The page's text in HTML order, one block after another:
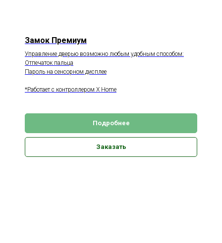
Замок Премиум
Управление дверью возможно любым удобным способом:
Отпечаток пальца
Пароль на сенсорном дисплее
*Работает с контроллером X Home
Подробнее
Заказать